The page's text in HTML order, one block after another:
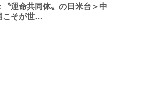
〝運命共同体〟の日米台＞中
こそが世…